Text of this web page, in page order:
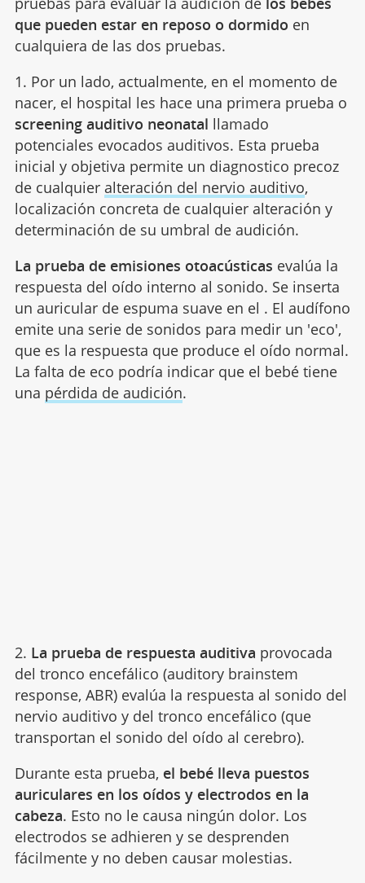
que pueden estar en reposo o dormido en
cualquiera de las dos pruebas.
1. Por un lado, actualmente, en el momento de
nacer, el hospital les hace una primera prueba o
screening auditivo neonatal llamado
potenciales evocados auditivos. Esta prueba
inicial y objetiva permite un diagnostico precoz
de cualquier alteración del nervio auditivo,
localización concreta de cualquier alteración y
determinación de su umbral de audición.
La prueba de emisiones otoacústicas evalúa la
respuesta del oído interno al sonido. Se inserta
un auricular de espuma suave en el . El audífono
emite una serie de sonidos para medir un 'eco',
que es la respuesta que produce el oído normal.
La falta de eco podría indicar que el bebé tiene
una pérdida de audición.
2. La prueba de respuesta auditiva provocada
del tronco encefálico (auditory brainstem
response, ABR) evalúa la respuesta al sonido del
nervio auditivo y del tronco encefálico (que
transportan el sonido del oído al cerebro).
Durante esta prueba, el bebé lleva puestos
auriculares en los oídos y electrodos en la
cabeza. Esto no le causa ningún dolor. Los
electrodos se adhieren y se desprenden
fácilmente y no deben causar molestias.